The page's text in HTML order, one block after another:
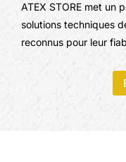
ATEX STORE met un
solutions techniques
reconnus pour leur